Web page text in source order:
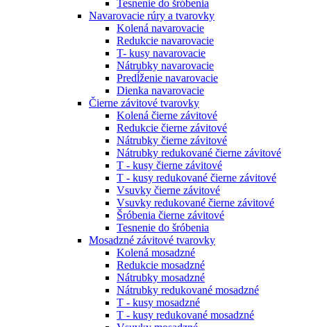
Tesnenie do šróbenia
Navarovacie rúry a tvarovky
Kolená navarovacie
Redukcie navarovacie
T- kusy navarovacie
Nátrubky navarovacie
Predĺženie navarovacie
Dienka navarovacie
Čierne závitové tvarovky
Kolená čierne závitové
Redukcie čierne závitové
Nátrubky čierne závitové
Nátrubky redukované čierne závitové
T - kusy čierne závitové
T - kusy redukované čierne závitové
Vsuvky čierne závitové
Vsuvky redukované čierne závitové
Šróbenia čierne závitové
Tesnenie do šróbenia
Mosadzné závitové tvarovky
Kolená mosadzné
Redukcie mosadzné
Nátrubky mosadzné
Nátrubky redukované mosadzné
T - kusy mosadzné
T - kusy redukované mosadzné